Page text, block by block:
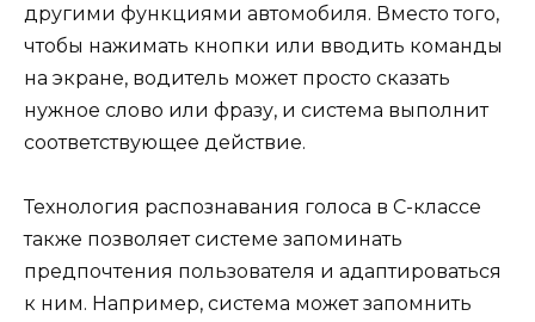
другими функциями автомобиля. Вместо того,
чтобы нажимать кнопки или вводить команды
на экране, водитель может просто сказать
нужное слово или фразу, и система выполнит
соответствующее действие.
Технология распознавания голоса в C-классе
также позволяет системе запоминать
предпочтения пользователя и адаптироваться
к ним. Например, система может запомнить